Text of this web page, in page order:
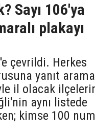
Sayı 106'ya
plakayı
çevrildi. Herkes
yanıt
il olacak
aynı listede
kimse 100